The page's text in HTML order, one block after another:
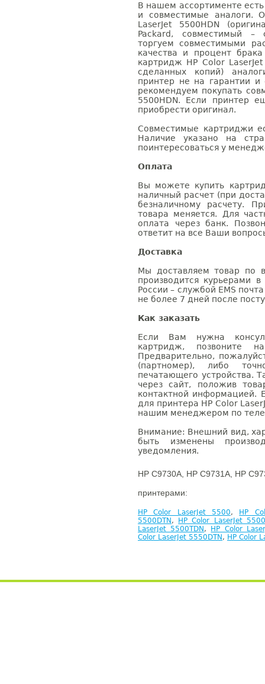
В нашем ассортименте
и совместимые аналоги.
LaserJet 5500HDN
Packard, совместимый –
торгуем совместимыми
качества и процент
картридж HP Color
сделанных копий)
принтер не на гарантии
рекомендуем покупать
5500HDN. Если принтер
приобрести оригинал.
Совместимые картриджи
Наличие указано на
поинтересоваться у
Оплата
Вы можете купить
наличный расчет (при
безналичному расчету.
товара меняется. Для
оплата через банк.
ответит на все Ваши
Доставка
Мы доставляем товар по
производится курьерами
России – службой EMS
не более 7 дней после
Как заказать
Если Вам нужна
картридж, позвоните
Предварительно,
(партномер), либо
печатающего устройства.
через сайт, положив
контактной информацией.
для принтера HP Color
нашим менеджером по
Внимание: Внешний вид,
быть изменены
уведомления.
HP C9730A, HP C9731A, HP
принтерами:
HP Color LaserJet 5500,
HP
5500DTN ,
HP Color LaserJet
LaserJet 5500TDN ,
HP Color
Color LaserJet 5550DTN , HP Color